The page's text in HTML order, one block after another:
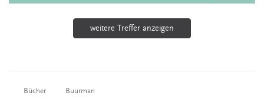
weitere Treffer anzeigen
Bücher Buurman